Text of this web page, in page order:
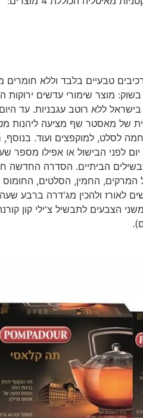
טבעיים בלבד וללא
מוצר שימורי עדשים ירוקות
ללא רוטב עגבניות. עד
של מאסטר שף מציעה ליהנות
לסלט, למוקפצים ועוד. בנוסף,
לפני הבישול או אפילו מספר
הביתיים. הסדרה החדשה
המרקים, החמין, הסלטים,
לאורז ולהכין מג'דרה ברבע